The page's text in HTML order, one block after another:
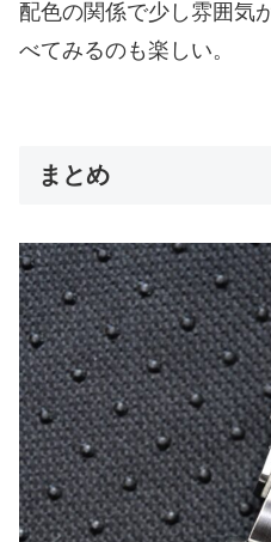
配色の関係で少し雰囲気
べてみるのも楽しい。
まとめ